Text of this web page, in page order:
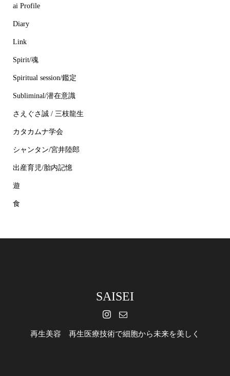
ai Profile
Diary
Link
Spirit/魂
Spiritual session/鑑定
Subliminal/潜在意識
さえぐさ誠 / 三枝龍生
カタカムナ学会
シャンタン/宮井陸郎
出産育児/胎内記憶
遊
食
SAISEI
再生美容 再生医療技術で細胞から未来を美しく